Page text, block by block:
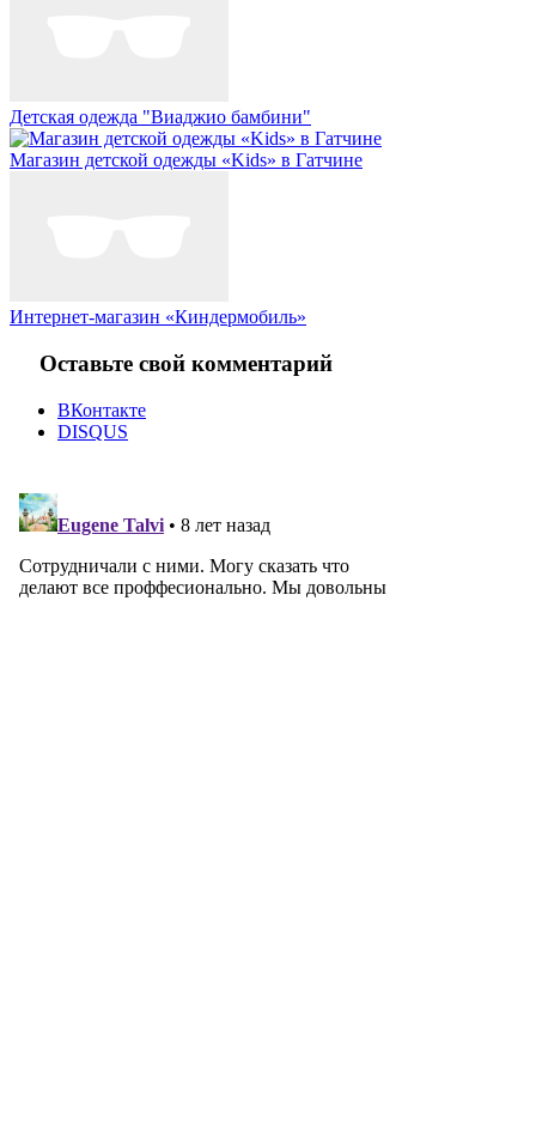
Детская одежда "Виаджио бамбини"
Магазин детской одежды «Kids» в Гатчине
Интернет-магазин «Киндермобиль»
Оставьте свой комментарий
ВКонтакте
DISQUS